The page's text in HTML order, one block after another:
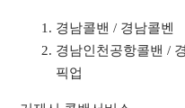
경남콜밴 / 경남콜벤
경남인천공항콜밴 /
픽업